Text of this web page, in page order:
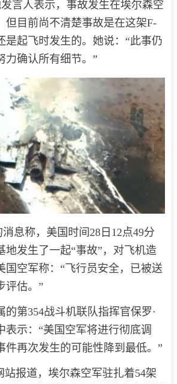
言人表示，事故发生在埃尔森空
但目前尚不清楚事故是在这架F-
是起飞时发生的。她说：“此事仍
力确认所有细节。”
息称，美国时间28日12点49分
地发生了一起“事故”，对飞机造
国空军称：“飞行员安全，已被送
评估。”
第354战斗机联队指挥官保罗·
表示：“美国空军将进行彻底调
件再次发生的可能性降到最低。”
报道，埃尔森空军驻扎着54架